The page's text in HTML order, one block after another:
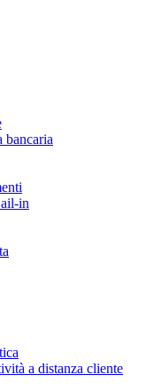
bancaria
in
a distanza cliente